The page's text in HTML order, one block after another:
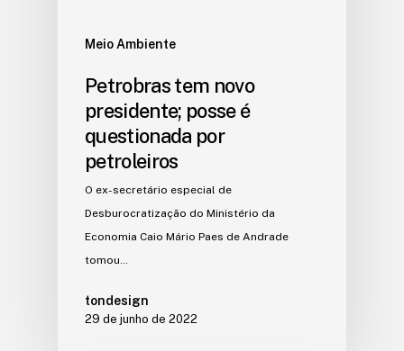
Meio Ambiente
Petrobras tem novo
presidente; posse é
questionada por
petroleiros
O ex-secretário especial de
Desburocratização do Ministério da
Economia Caio Mário Paes de Andrade
tomou…
tondesign
29 de junho de 2022